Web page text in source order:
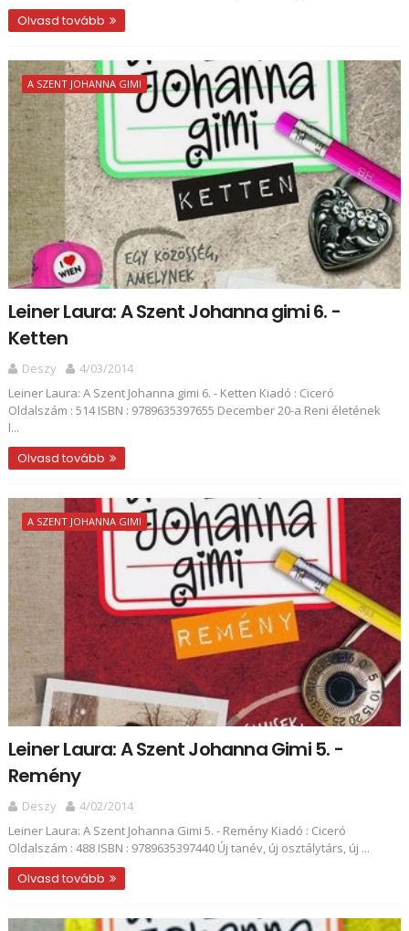
Olvasd tovább
A SZENT JOHANNA GIMI
Leiner Laura: A Szent Johanna gimi 6. -
Ketten
Deszy
4/03/2014
Leiner Laura: A Szent Johanna gimi 6. - Ketten Kiadó : Ciceró
Oldalszám : 514 ISBN : 9789635397655 December 20-a Reni életének
l...
Olvasd tovább
A SZENT JOHANNA GIMI
Leiner Laura: A Szent Johanna Gimi 5. -
Remény
Deszy
4/02/2014
Leiner Laura: A Szent Johanna Gimi 5. - Remény Kiadó : Ciceró
Oldalszám : 488 ISBN : 9789635397440 Új tanév, új osztálytárs, új ...
Olvasd tovább